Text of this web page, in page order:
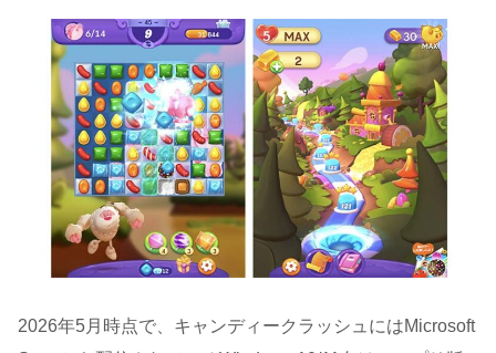
2026年5月時点で、キャンディークラッシュにはMicrosoft